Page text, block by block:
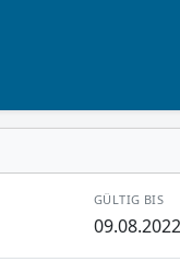
GÜLTIG BIS
09.08.2022